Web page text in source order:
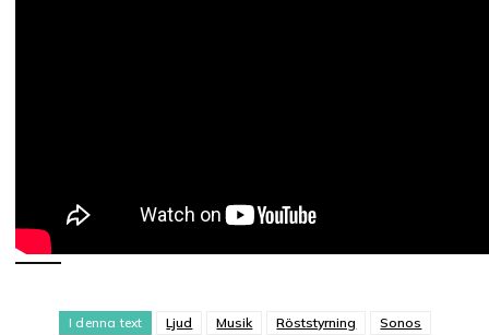
I denna text Ljud Musik Röststyrning Sonos